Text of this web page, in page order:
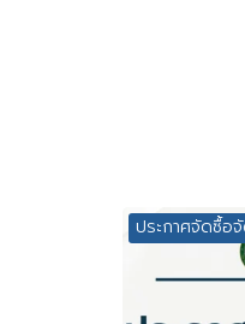
ประกาศจัดซื้อ